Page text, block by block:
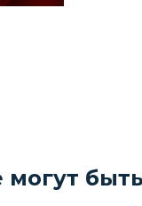
могут